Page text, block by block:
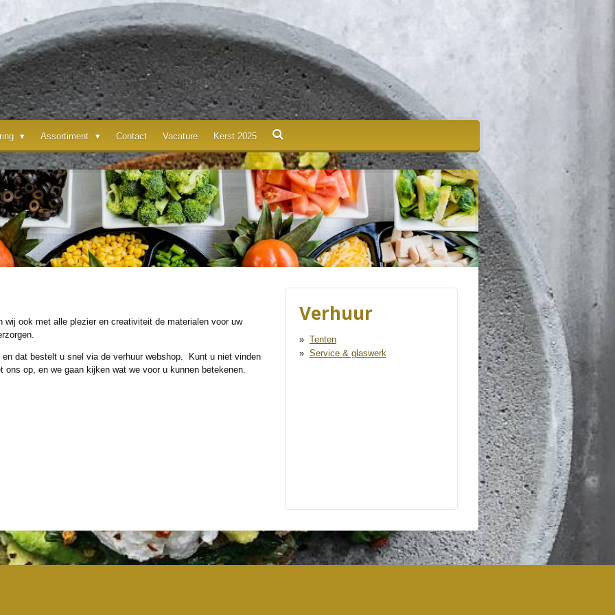
Assortiment Contact Vacature Kerst 2025
wij ook met alle plezier en creativiteit de materialen voor uw
dat bestelt u snel via de verhuur webshop. Kunt u niet vinden
op, en we gaan kijken wat we voor u kunnen betekenen.
Verhuur
Tenten
Service & glaswerk